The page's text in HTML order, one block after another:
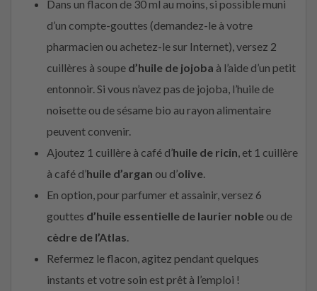
Dans un flacon de 30 ml au moins, si possible muni
d’un compte-gouttes (demandez-le à votre
pharmacien ou achetez-le sur Internet), versez 2
cuillères à soupe d’huile de jojoba à l’aide d’un petit
entonnoir. Si vous n’avez pas de jojoba, l’huile de
noisette ou de sésame bio au rayon alimentaire
peuvent convenir.
Ajoutez 1 cuillère à café d’huile de ricin , et 1 cuillère
à café d’huile d’argan ou d’olive
En option, pour parfumer et assainir, versez 6
gouttes d’huile essentielle de laurier noble ou de
cèdre de l’Atlas
Refermez le flacon, agitez pendant quelques
instants et votre soin est prêt à l’emploi !